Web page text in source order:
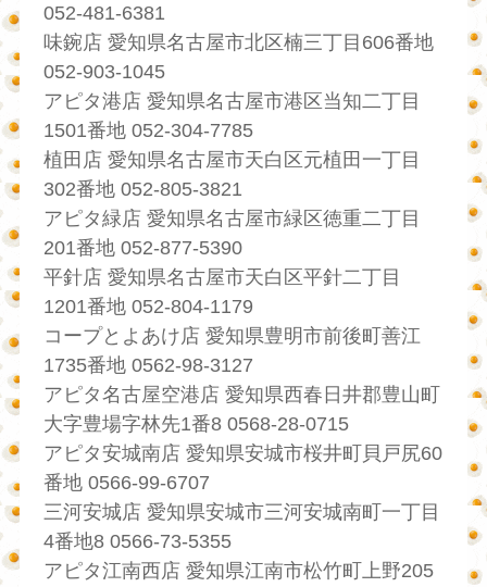
052-481-6381
味鋺店 愛知県名古屋市北区楠三丁目606番地
052-903-1045
アピタ港店 愛知県名古屋市港区当知二丁目
1501番地 052-304-7785
植田店 愛知県名古屋市天白区元植田一丁目
302番地 052-805-3821
アピタ緑店 愛知県名古屋市緑区徳重二丁目
201番地 052-877-5390
平針店 愛知県名古屋市天白区平針二丁目
1201番地 052-804-1179
コープとよあけ店 愛知県豊明市前後町善江
1735番地 0562-98-3127
アピタ名古屋空港店 愛知県西春日井郡豊山町
大字豊場字林先1番8 0568-28-0715
アピタ安城南店 愛知県安城市桜井町貝戸尻60
番地 0566-99-6707
三河安城店 愛知県安城市三河安城南町一丁目
4番地8 0566-73-5355
アピタ江南西店 愛知県江南市松竹町上野205